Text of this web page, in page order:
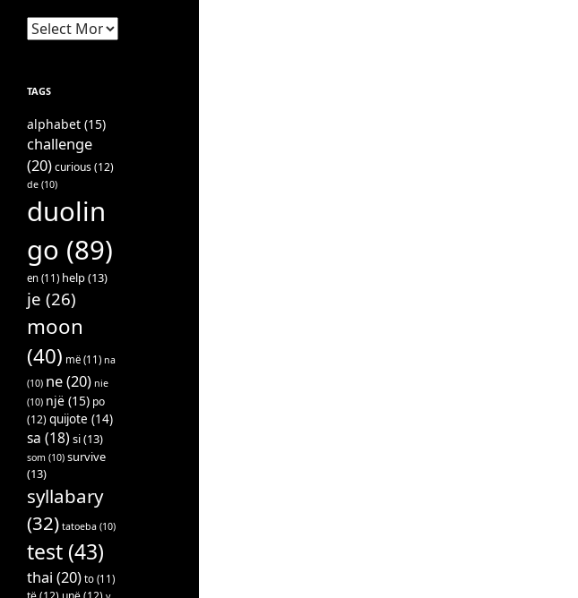
Archives
TAGS
alphabet (15)
challenge
(20)curious(12)
de (10)
duolin
go (89)
en (11) help(13)
je (26)
moon
(40) më (11) na
(10) ne(20) nie
(10) një (15) po
(12)quijote (14)
sa (18) si(13)
som (10) survive
(13)
syllabary
(32) tatoeba (10)
test (43)
thai (20) to (11)